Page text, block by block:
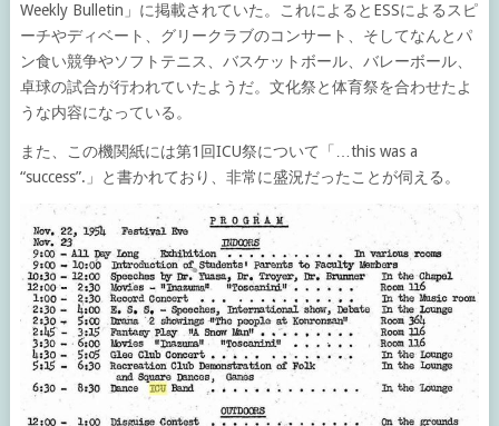
Weekly Bulletin」に掲載されていた。これによるとESSによるスピ
ーチやディベート、グリークラブのコンサート、そしてなんとパ
ン食い競争やソフトテニス、バスケットボール、バレーボール、
卓球の試合が行われていたようだ。文化祭と体育祭を合わせたよ
うな内容になっている。
また、この機関紙には第1回ICU祭について「…this was a
“success”.」と書かれており、非常に盛況だったことが伺える。